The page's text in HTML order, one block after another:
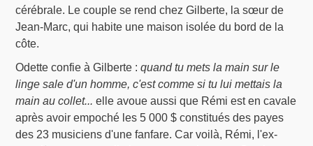
cérébrale. Le couple se rend chez Gilberte, la sœur de
Jean-Marc, qui habite une maison isolée du bord de la
côte.
Odette confie à Gilberte :quand tu mets la main sur le
linge sale d'un homme, c'est comme si tu lui mettais la
main au collet... elle avoue aussi que Rémi est en cavale
après avoir empoché les 5 000 $ constitués des payes
des 23 musiciens d'une fanfare. Car voilà, Rémi, l'ex-